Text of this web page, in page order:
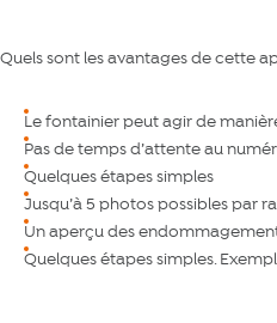
Quels sont les avantages de cette
Le fontainier peut agir de
Pas de temps d’attente au
Quelques étapes simples
Jusqu’à 5 photos possibles par
Un aperçu des
Quelques étapes simples.